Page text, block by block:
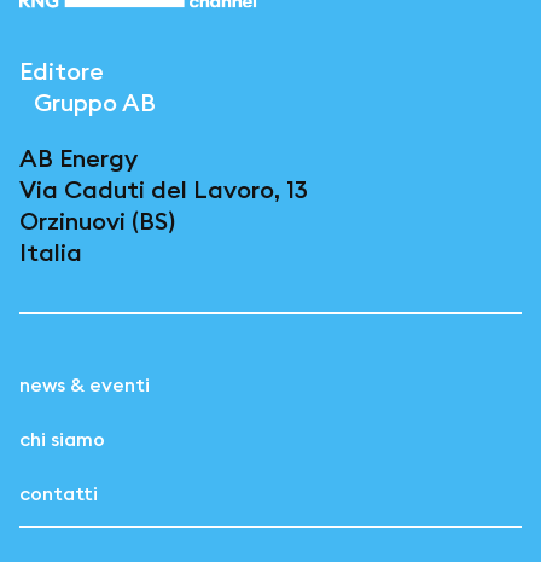
Editore
Gruppo AB
AB Energy
Via Caduti del Lavoro, 13
Orzinuovi (BS)
Italia
news & eventi
chi siamo
contatti